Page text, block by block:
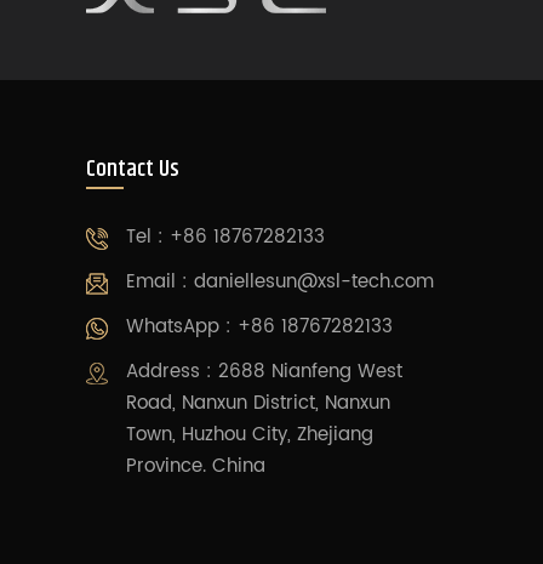
Contact Us
Tel : +86 18767282133
Email : daniellesun@xsl-tech.com
WhatsApp : +86 18767282133
Address : 2688 Nianfeng West
Road, Nanxun District, Nanxun
Town, Huzhou City, Zhejiang
Province. China